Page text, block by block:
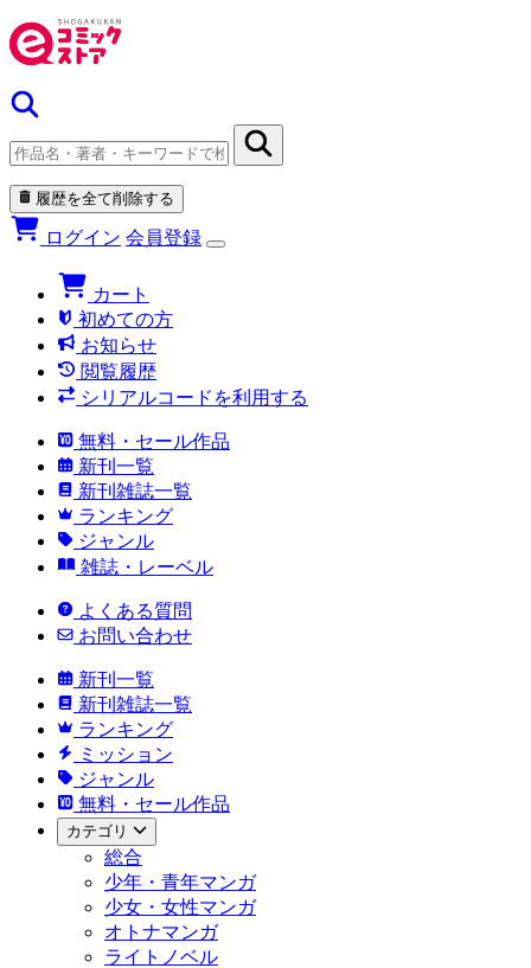
履歴を全て削除する
ログイン 会員登録
カート
初めての方
お知らせ
閲覧履歴
シリアルコードを利用する
無料・セール作品
新刊一覧
新刊雑誌一覧
ランキング
ジャンル
雑誌・レーベル
よくある質問
お問い合わせ
新刊一覧
新刊雑誌一覧
ランキング
ミッション
ジャンル
無料・セール作品
カテゴリ
総合
少年・青年マンガ
少女・女性マンガ
オトナマンガ
ライトノベル